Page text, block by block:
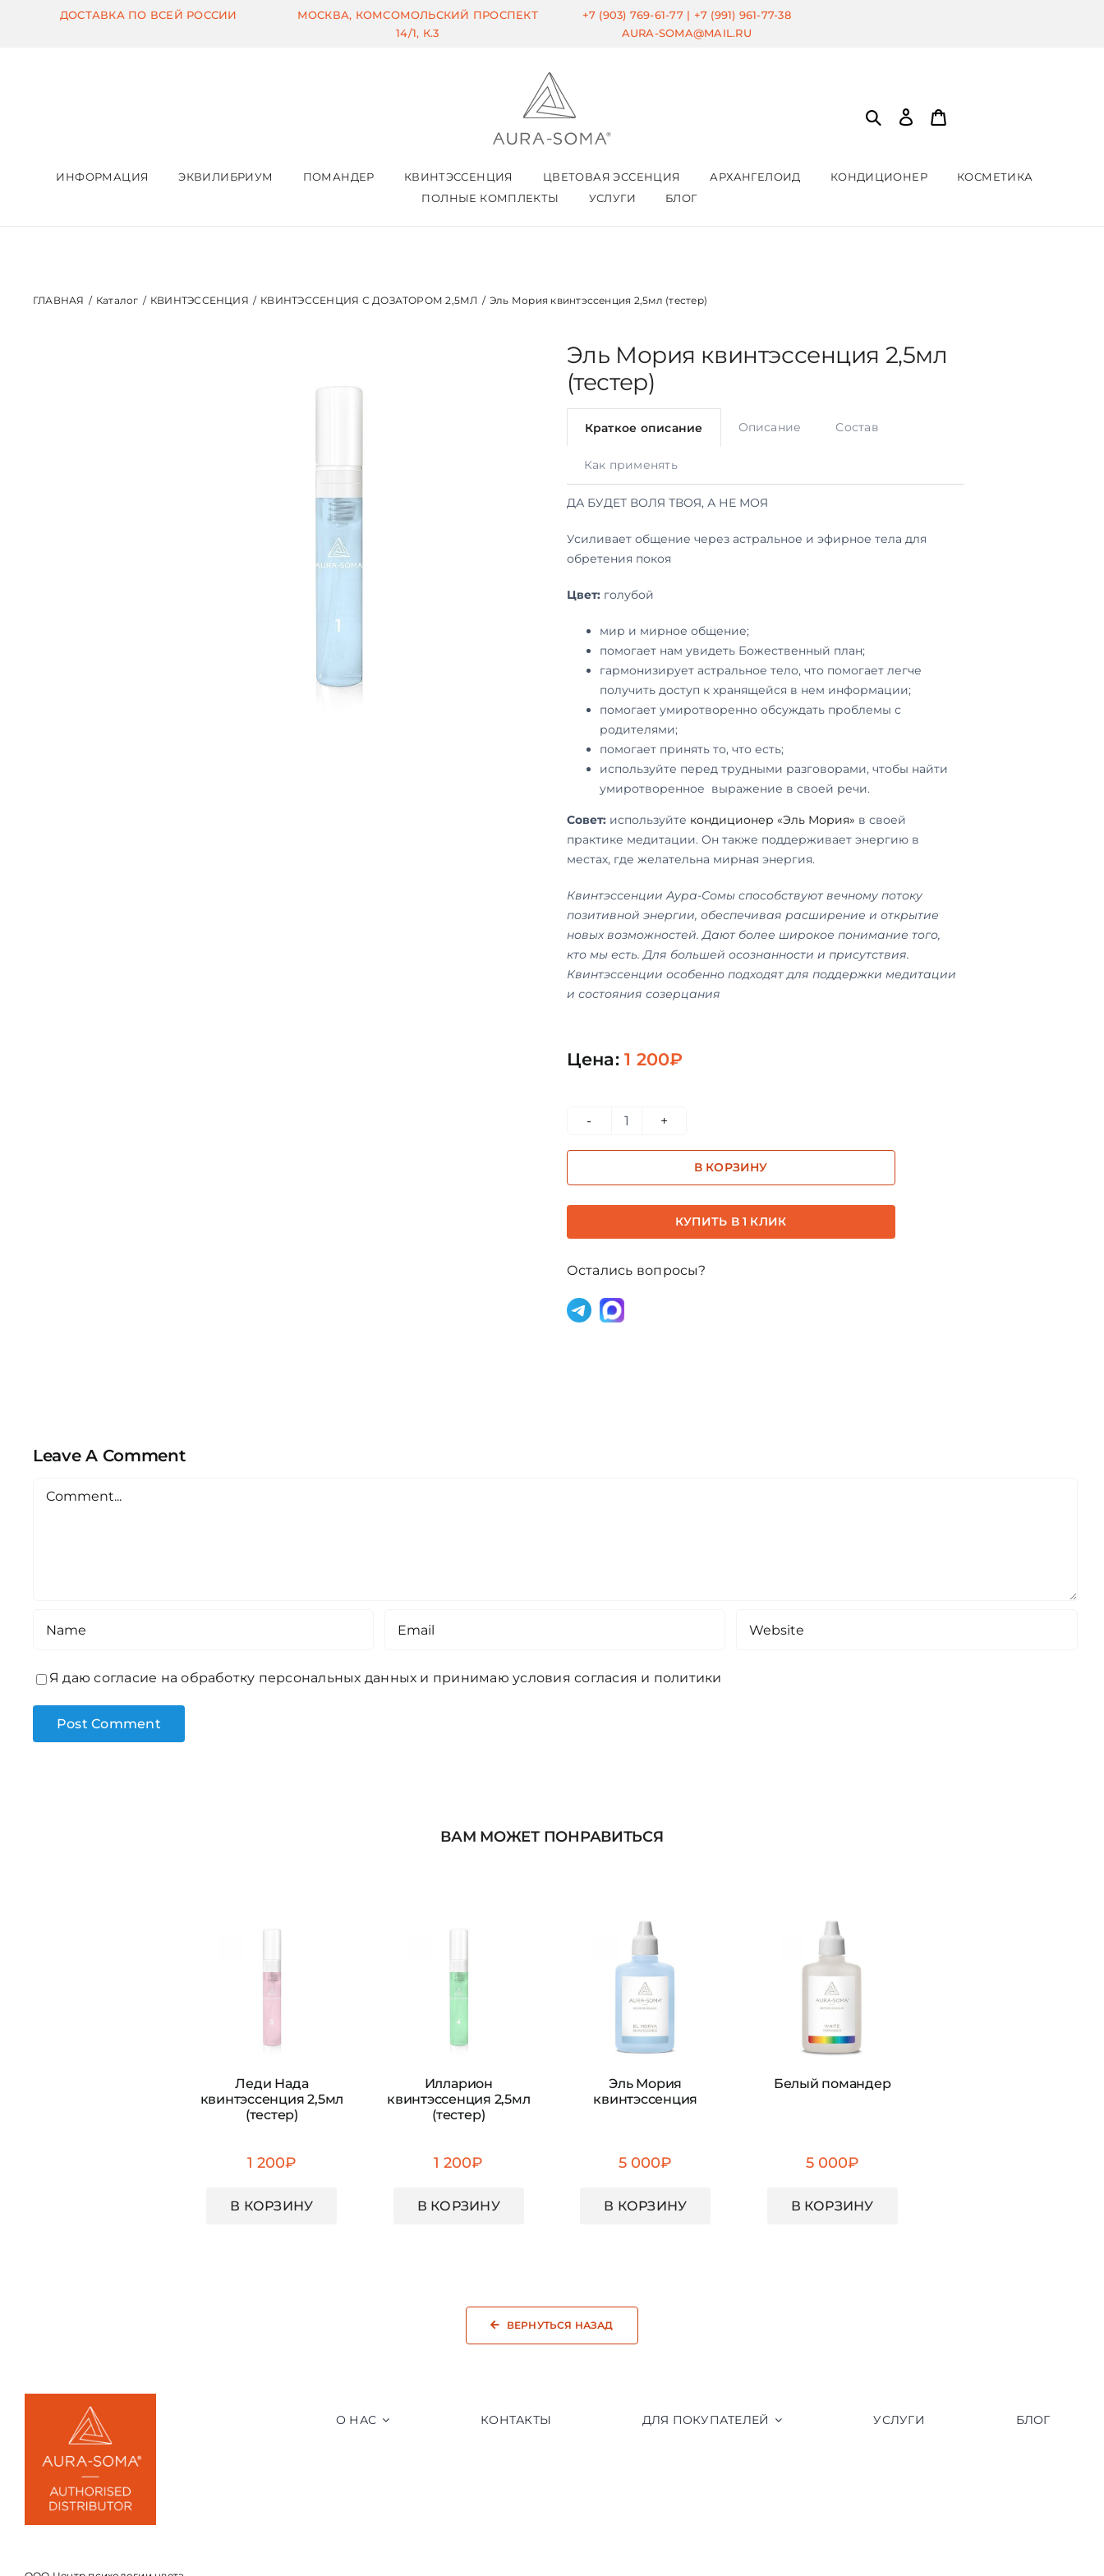
ДОСТАВКА ПО ВСЕЙ РОССИИ
МОСКВА, КОМСОМОЛЬСКИЙ ПРОСПЕКТ
14/1, К.3
+7 (903) 769-61-77 | +7 (991) 961-77-38
AURA-SOMA@MAIL.RU
ИНФОРМАЦИЯ ЭКВИЛИБРИУМ ПОМАНДЕР КВИНТЭССЕНЦИЯ ЦВЕТОВАЯ ЭССЕНЦИЯ АРХАНГЕЛОИД КОНДИЦИОНЕР
КОСМЕТИКА
ПОЛНЫЕ КОМПЛЕКТЫ
УСЛУГИ БЛОГ
ГЛАВНАЯ / Каталог / КВИНТЭССЕНЦИЯ / КВИНТЭССЕНЦИЯ С ДОЗАТОРОМ 2,5МЛ / Эль Мория квинтэссенция 2,5мл (тестер)
Эль Мория квинтэссенция 2,5мл
(тестер)
Краткое описание Описание Состав
Как применять
ДА БУДЕТ ВОЛЯ ТВОЯ, А НЕ МОЯ
Усиливает общение через астральное и эфирное тела для
обретения покоя
Цвет:голубой
мир и мирное общение;
помогает нам увидеть Божественный план;
гармонизирует астральное тело, что помогает легче
получить доступ к хранящейся в нем информации;
помогает умиротворенно обсуждать проблемы с
родителями;
помогает принять то, что есть;
используйте перед трудными разговорами, чтобы найти
умиротворенное выражение в своей речи.
Совет:используйте кондиционер «Эль Мория» в своей
практике медитации. Он также поддерживает энергию в
местах, где желательна мирная энергия.
Квинтэссенции Аура-Сомы способствуют вечному потоку
позитивной энергии, обеспечивая расширение и открытие
новых возможностей. Дают более широкое понимание того,
кто мы есть. Для большей осознанности и присутствия.
Квинтэссенции особенно подходят для поддержки медитации
и состояния созерцания
Цена:1 200₽
товара
квинтэссенция
2,5мл
(тестер)
В КОРЗИНУ
КУПИТЬ В 1 КЛИК
Остались вопросы?
Leave A Comment
Comment
Я даю согласие на обработку персональных данных и принимаю условиясогласия и политики
ВАМ МОЖЕТ ПОНРАВИТЬСЯ
Леди Нада
квинтэссенция 2,5мл
(тестер)
1 200₽
В КОРЗИНУ
Илларион
квинтэссенция 2,5мл
(тестер)
1 200₽
В КОРЗИНУ
Эль Мория
квинтэссенция
5 000₽
В КОРЗИНУ
Белый помандер
5 000₽
В КОРЗИНУ
ВЕРНУТЬСЯ НАЗАД
О НАС КОНТАКТЫ ДЛЯ ПОКУПАТЕЛЕЙ УСЛУГИ БЛОГ